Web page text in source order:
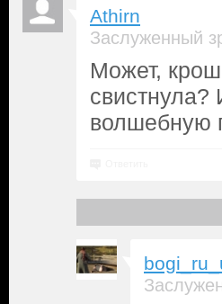
Athirn
Заслуженный
Может,
волшебную